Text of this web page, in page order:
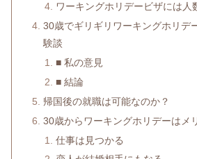
ワーキングホリデービザには人
30歳でギリギリワーキングホリデ
験談
■ 私の意見
■ 結論
帰国後の就職は可能なのか？
30歳からワーキングホリデーはメ
仕事は見つかる